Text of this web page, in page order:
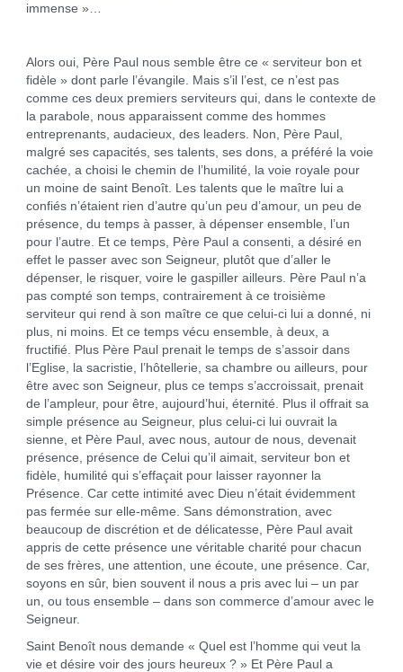
immense »…
Alors oui, Père Paul nous semble être ce « serviteur bon et
fidèle » dont parle l’évangile. Mais s’il l’est, ce n’est pas
comme ces deux premiers serviteurs qui, dans le contexte de
la parabole, nous apparaissent comme des hommes
entreprenants, audacieux, des leaders. Non, Père Paul,
malgré ses capacités, ses talents, ses dons, a préféré la voie
cachée, a choisi le chemin de l’humilité, la voie royale pour
un moine de saint Benoît. Les talents que le maître lui a
confiés n’étaient rien d’autre qu’un peu d’amour, un peu de
présence, du temps à passer, à dépenser ensemble, l’un
pour l’autre. Et ce temps, Père Paul a consenti, a désiré en
effet le passer avec son Seigneur, plutôt que d’aller le
dépenser, le risquer, voire le gaspiller ailleurs. Père Paul n’a
pas compté son temps, contrairement à ce troisième
serviteur qui rend à son maître ce que celui-ci lui a donné, ni
plus, ni moins. Et ce temps vécu ensemble, à deux, a
fructifié. Plus Père Paul prenait le temps de s’assoir dans
l’Eglise, la sacristie, l’hôtellerie, sa chambre ou ailleurs, pour
être avec son Seigneur, plus ce temps s’accroissait, prenait
de l’ampleur, pour être, aujourd’hui, éternité. Plus il offrait sa
simple présence au Seigneur, plus celui-ci lui ouvrait la
sienne, et Père Paul, avec nous, autour de nous, devenait
présence, présence de Celui qu’il aimait, serviteur bon et
fidèle, humilité qui s’effaçait pour laisser rayonner la
Présence. Car cette intimité avec Dieu n’était évidemment
pas fermée sur elle-même. Sans démonstration, avec
beaucoup de discrétion et de délicatesse, Père Paul avait
appris de cette présence une véritable charité pour chacun
de ses frères, une attention, une écoute, une présence. Car,
soyons en sûr, bien souvent il nous a pris avec lui – un par
un, ou tous ensemble – dans son commerce d’amour avec le
Seigneur.
Saint Benoît nous demande « Quel est l’homme qui veut la
vie et désire voir des jours heureux ? » Et Père Paul a